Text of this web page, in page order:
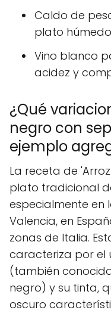
Caldo de
plato
Vino blanco
acidez y
¿Qué
negro con
ejemplo
La receta de
plato tradicional
especialmente en
Valencia, en
zonas de Italia.
caracteriza por el
(también
negro) y su tinta,
oscuro